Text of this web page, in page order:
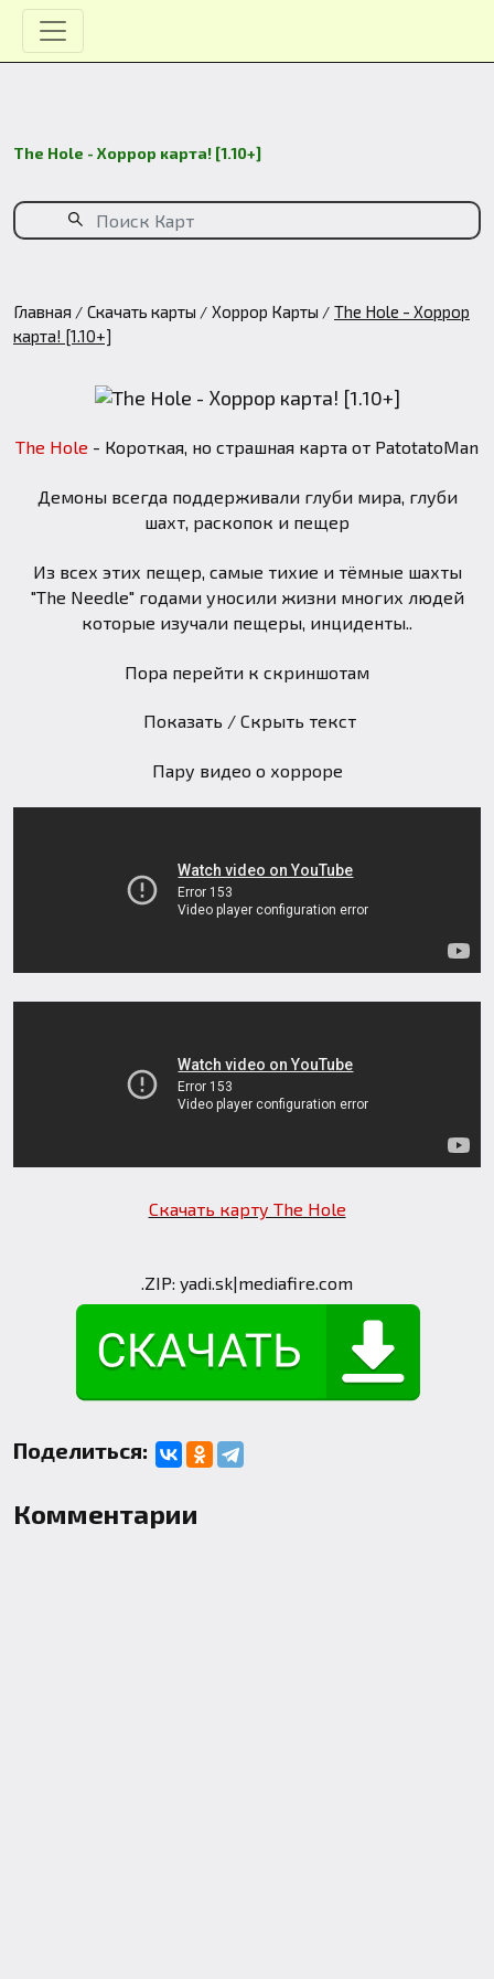
The Hole - Хоррор карта! [1.10+]
Главная Скачать карты Хоррор Карты
The Hole - Хоррор
карта! [1.10+]
The Hole - Короткая, но страшная карта от PatotatoMan
Демоны всегда поддерживали глуби мира, глуби
шахт, раскопок и пещер
Из всех этих пещер, самые тихие и тёмные шахты
"The Needle" годами уносили жизни многих людей
которые изучали пещеры, инциденты..
Пора перейти к скриншотам
Показать / Скрыть текст
Пару видео о хорроре
Скачать карту The Hole
.ZIP: yadi.sk|mediafire.com
Поделиться:
Комментарии